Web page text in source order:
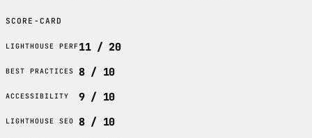
SCORE-CARD
LIGHTHOUSE PERF11 / 20
BEST PRACTICES 8 / 10
ACCESSIBILITY 9 / 10
LIGHTHOUSE SEO 8 / 10